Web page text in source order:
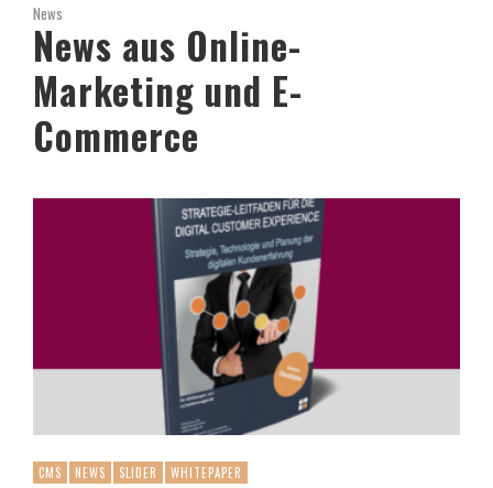
News
News aus Online-
Marketing und E-
Commerce
CMS NEWS SLIDER WHITEPAPER